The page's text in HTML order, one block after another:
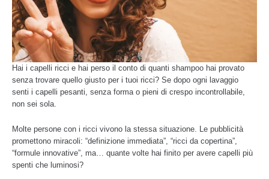
Hai i capelli ricci e hai perso il conto di quanti shampoo hai provato
senza trovare quello giusto per i tuoi ricci? Se dopo ogni lavaggio
senti i capelli pesanti, senza forma o pieni di crespo incontrollabile,
non sei sola.
Molte persone con i ricci vivono la stessa situazione. Le pubblicità
promettono miracoli: “definizione immediata”, “ricci da copertina”,
“formule innovative”, ma… quante volte hai finito per avere capelli più
spenti che luminosi?